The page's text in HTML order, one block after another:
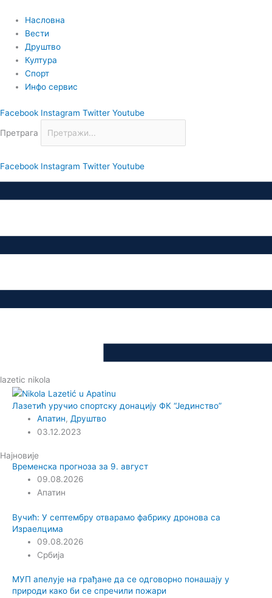
садржај
Насловна
Вести
Друштво
Култура
Спорт
Инфо сервис
Facebook Instagram Twitter Youtube
Претрага
Facebook Instagram Twitter Youtube
lazetic nikola
Лазетић уручио спортску донацију ФК “Јединство”
Апатин, Друштво
03.12.2023
Најновије
Временска прогноза за 9. август
09.08.2026
Апатин
Вучић: У септембру отварамо фабрику дронова са
Израелцима
09.08.2026
Србија
МУП апелује на грађане да се одговорно понашају у
природи како би се спречили пожари